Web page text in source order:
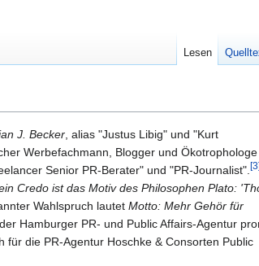
J. Becker, alias "Justus Libig" und "Kurt
Werbefachmann, Blogger und
Senior PR-Berater" und "PR-Journalist".[3]
Credo ist das Motiv des Philosophen Plato:
Wahlspruch lautet Motto: Mehr Gehör für
Hamburger PR- und Public Affairs-Agentur
für die PR-Agentur Hoschke & Consorten Public
Lesen